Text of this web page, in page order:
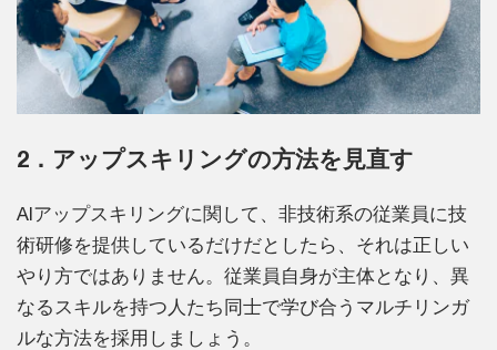
2．アップスキリングの方法を見直す
AIアップスキリングに関して、非技術系の従業員に技
術研修を提供しているだけだとしたら、それは正しい
やり方ではありません。従業員自身が主体となり、異
なるスキルを持つ人たち同士で学び合うマルチリンガ
ルな方法を採用しましょう。